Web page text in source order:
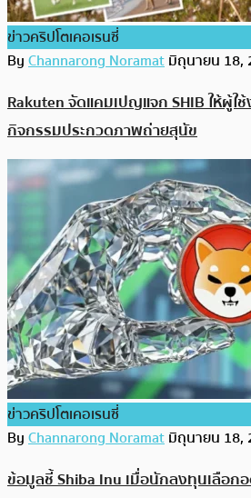
ข่าวคริปโตเคอเรนซี่
ByChannarong Noramatมิถุนายน 18,
Rakuten จัดแคมเปญแจก SHIB ให้ผู้ใ
กิจกรรมประกวดภาพถ่ายสุนัข
ข่าวคริปโตเคอเรนซี่
ByChannarong Noramatมิถุนายน 18,
ข้อมูลชี้ Shiba Inu เมื่อนักลงทุนเลือก